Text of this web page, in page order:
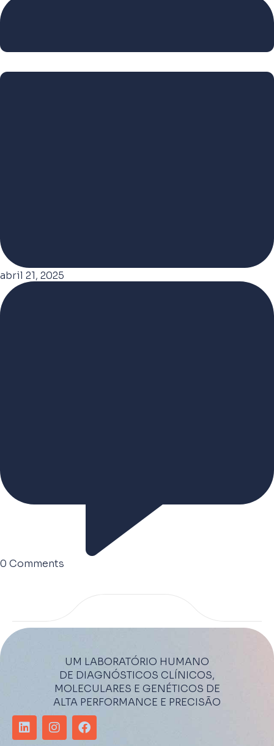
abril 21, 2025
0 Comments
UM LABORATÓRIO HUMANO
DE DIAGNÓSTICOS CLÍNICOS,
MOLECULARES E GENÉTICOS DE
ALTA PERFORMANCE E PRECISÃO